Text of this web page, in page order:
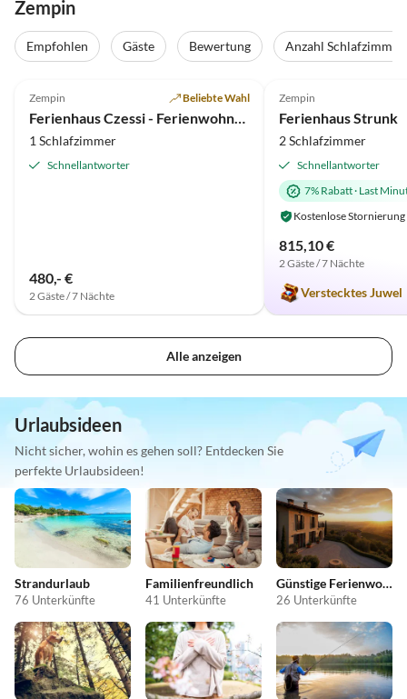
Zempin
Empfohlen Gäste Bewertung Anzahl Schlafzimmer
Zempin Beliebte Wahl
1 Schlafzimmer
Schnellantworter
480,- €
2 Gäste / 7 Nächte
Zempin
Ferienhaus Strunk
2 Schlafzimmer
Schnellantworter
7% Rabatt· Last
Kostenlose Stornierung
815,10 €
2 Gäste / 7 Nächte
Verstecktes Juwel
Alle anzeigen
Urlaubsideen
Nicht sicher, wohin es gehen soll? Entdecken Sie
perfekte Urlaubsideen!
Strandurlaub
76 Unterkünfte
Familienfreundlich
41 Unterkünfte
Günstige Ferienwohnungen
26 Unterkünfte